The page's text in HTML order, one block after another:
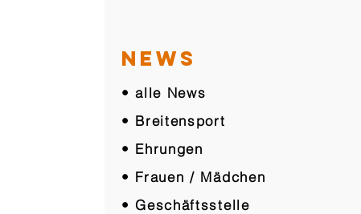
NEWS
• alle News
• Breitensport
• Ehrungen
• Frauen / Mädchen
• Geschäftsstelle